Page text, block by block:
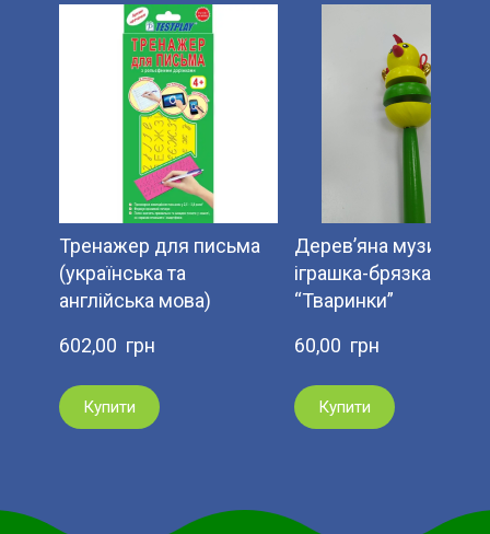
Тренажер для письма
(українська та
англійська мова)
602,00  грн
Купити
Дерев’яна музична
іграшка-брязкальце
“Тваринки”
60,00  грн
Купити